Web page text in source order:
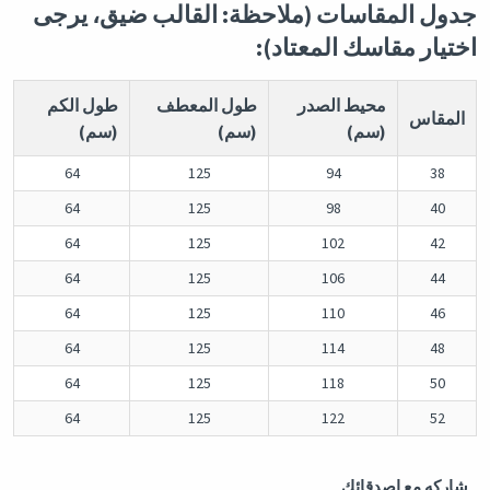
جدول المقاسات (ملاحظة: القالب ضيق، يرجى
اختيار مقاسك المعتاد):
المقاس
محيط الصدر
(سم)
طول المعطف
(سم)
طول الكم
(سم)
38
94
125
64
40
98
125
64
42
102
125
64
44
106
125
64
46
110
125
64
48
114
125
64
50
118
125
64
52
122
125
64
شاركه مع اصدقائك